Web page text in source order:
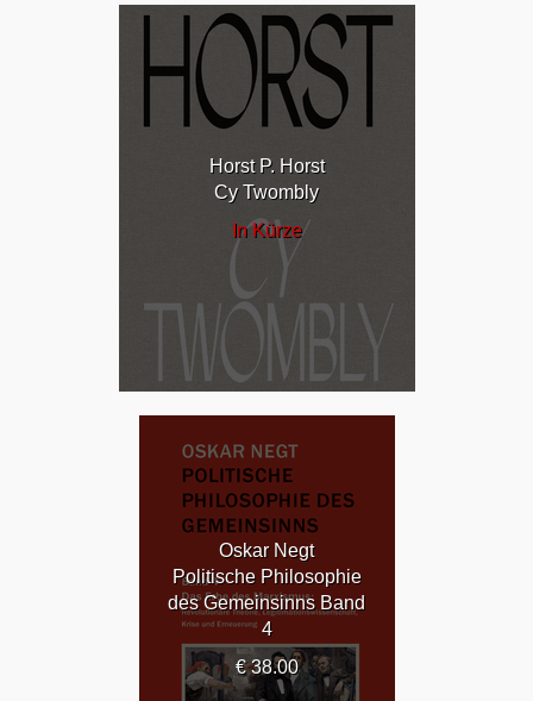
Horst P. Horst
Cy Twombly
In Kürze
Oskar Negt
Politische Philosophie
des Gemeinsinns Band
4
€ 38.00